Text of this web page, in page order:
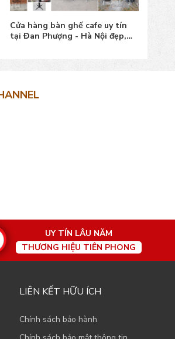
Cửa hàng bàn ghế cafe uy tín
tại Mê Linh - Hà Nội đẹp, giá tốt
UY TÍN LÂU NĂM
THƯƠNG HIỆU TIÊN PHONG
LIÊN KẾT HỮU ÍCH
Chính sách bảo hành